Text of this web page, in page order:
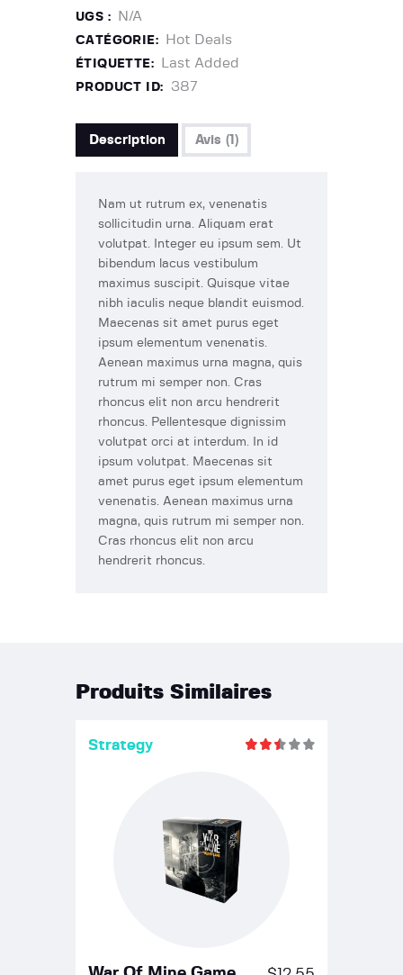
UGS : N/A
CATÉGORIE: Hot Deals
ÉTIQUETTE: Last Added
PRODUCT ID: 387
Description Avis (1)
Nam ut rutrum ex, venenatis
sollicitudin urna. Aliquam erat
volutpat. Integer eu ipsum sem. Ut
bibendum lacus vestibulum
maximus suscipit. Quisque vitae
nibh iaculis neque blandit euismod.
Maecenas sit amet purus eget
ipsum elementum venenatis.
Aenean maximus urna magna, quis
rutrum mi semper non. Cras
rhoncus elit non arcu hendrerit
rhoncus. Pellentesque dignissim
volutpat orci at interdum. In id
ipsum volutpat. Maecenas sit
amet purus eget ipsum elementum
venenatis. Aenean maximus urna
magna, quis rutrum mi semper non.
Cras rhoncus elit non arcu
hendrerit rhoncus.
Produits Similaires
Strategy